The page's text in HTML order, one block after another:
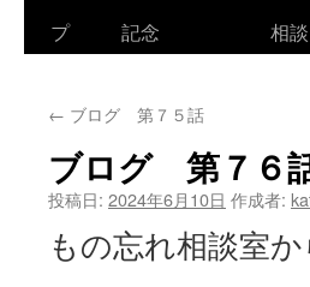
ン
ン
ツ
へ
プ
記念
相談
← ブログ 第７５話
ブログ 第７６
投稿日: 2024年6月10日 作成者:
もの忘れ相談室